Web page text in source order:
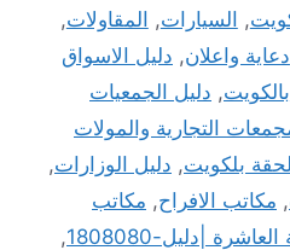
, السيارات, المقاولات,
دعاية واعلان, دليل الاسواق
, دليل الجمعيات
التجارية والمولات
بلكويت, دليل الوزارات,
, مكاتب الافراح, مكاتب
|دليل-1808080
,